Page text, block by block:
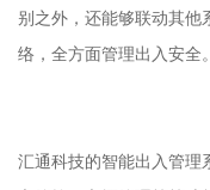
别之外，还能够联动其他
络，全方面管理出入安全。
汇通科技的智能出入管理